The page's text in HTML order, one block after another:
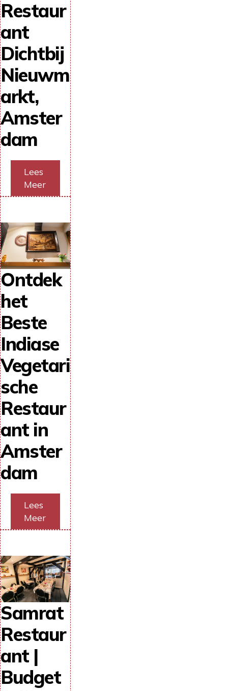
Restaur
ant
Dichtbij
Nieuwm
arkt,
Amster
dam
Lees
Meer
Ontdek
het
Beste
Indiase
Vegetari
sche
Restaur
ant in
Amster
dam
Lees
Meer
Samrat
Restaur
ant |
Budget